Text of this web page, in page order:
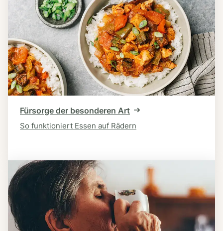
Fürsorge der besonderen Art
So funktioniert Essen auf Rädern